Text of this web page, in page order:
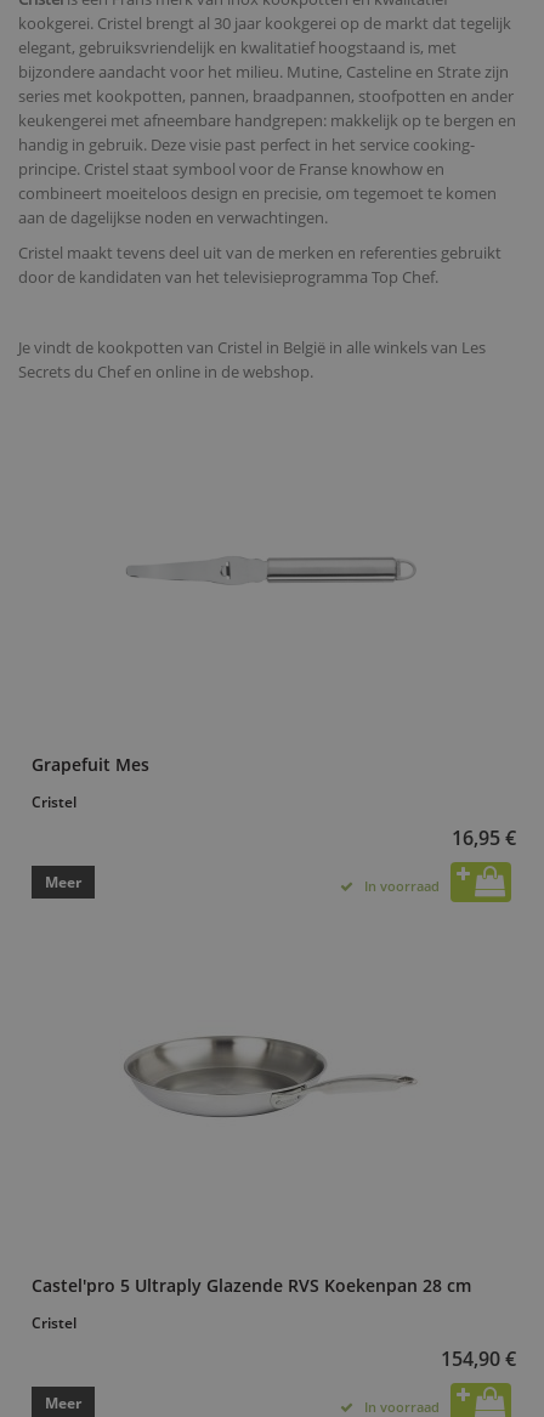
kookgerei. Cristel brengt al 30 jaar kookgerei op de markt dat tegelijk
elegant, gebruiksvriendelijk en kwalitatief hoogstaand is, met
bijzondere aandacht voor het milieu. Mutine, Casteline en Strate zijn
series met kookpotten, pannen, braadpannen, stoofpotten en ander
keukengerei met afneembare handgrepen: makkelijk op te bergen en
handig in gebruik. Deze visie past perfect in het service cooking-
principe. Cristel staat symbool voor de Franse knowhow en
combineert moeiteloos design en precisie, om tegemoet te komen
aan de dagelijkse noden en verwachtingen.
Cristel maakt tevens deel uit van de merken en referenties gebruikt
door de kandidaten van het televisieprogramma Top Chef.
Je vindt de kookpotten van Cristel in België in alle winkels van Les
Secrets du Chef en online in de webshop.
Grapefuit Mes
Cristel
16,95 €
Meer In voorraad
Castel'pro 5 Ultraply Glazende RVS Koekenpan 28 cm
Cristel
154,90 €
Meer In voorraad